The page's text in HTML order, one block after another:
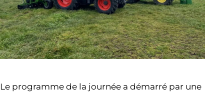
Le programme de la journée a démarré par une